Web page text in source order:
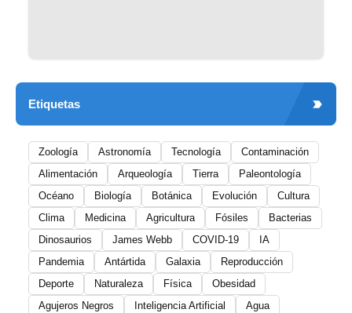
Etiquetas
Zoología Astronomía Tecnología
Contaminación
Alimentación
Arqueología Tierra
Paleontología
Océano
Biología Botánica Evolución
Cultura
Clima
Medicina Agricultura Fósiles
Bacterias
Dinosaurios
James Webb COVID-19
IA
Pandemia
Antártida Galaxia
Reproducción
Deporte
Naturaleza Física
Obesidad
Agujeros Negros
Inteligencia Artificial
Agua